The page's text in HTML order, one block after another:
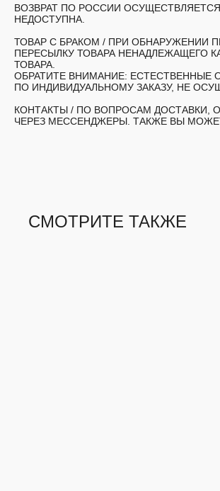
ВОЗВРАТ ПО РОССИИ
НЕДОСТУПНА.
ТОВАР С БРАКОМ / ПРИ ОБНАРУЖЕНИИ
ПЕРЕСЫЛКУ ТОВАРА НЕНАДЛЕЖАЩЕГО
ТОВАРА.
ОБРАТИТЕ ВНИМАНИЕ: ЕСТЕСТВЕННЫЕ
ПО ИНДИВИДУАЛЬНОМУ ЗАКАЗУ, НЕ
КОНТАКТЫ / ПО ВОПРОСАМ ДОСТАВКИ,
ЧЕРЕЗ МЕССЕНДЖЕРЫ. ТАКЖЕ ВЫ
СМОТРИТЕ ТАКЖЕ